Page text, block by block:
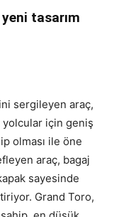
tasarım
sergileyen araç,
yolcular için geniş
olması ile öne
araç, bagaj
sayesinde
Grand Toro,